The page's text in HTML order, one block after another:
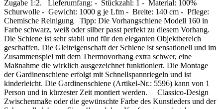
Zugabe 1:2. Lieferumfang: - Stückzahl: 1 - Material: 100%
Schurwolle - Gewicht: 1000 g je Lfm - Breite: 140 cm - Pflege:
Chemische Reinigung Tipp: Die Vorhangschiene Modell 160 in
Farbe schwarz, weiß oder silber passt perfekt zu diesem Vorhang.
Die Schiene ist sehr stabil und für den eleganten Objektbereich
geschaffen. Die Gleiteigenschaft der Schiene ist sensationell und im
Zusammenspiel mit dem Thermovorhang extra schwer, eine
Maßnahme die wirklich ausgezeichnet funktioniert. Die Montage
der Gardinenschiene erfolgt mit Schnellspannriegeln und ist
kinderleicht. Die Gardinenschiene (Artikel-Nr.: 5596) kann von 1
Person und in kürzester Zeit montiert werden. Classico-Design
Zwischenmaße oder die gewünschte Farbe des Kunstleders und der